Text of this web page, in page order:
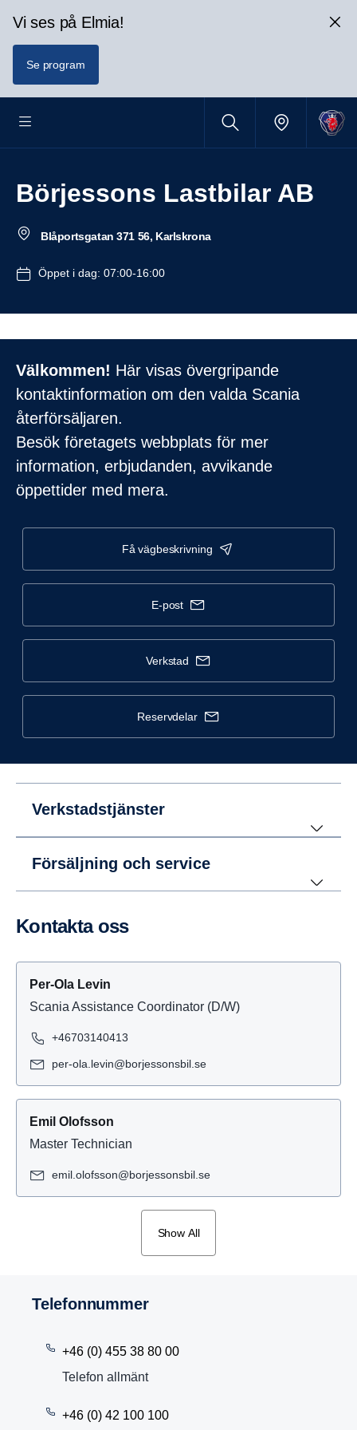
Vi ses på Elmia!
Se program
Börjessons Lastbilar AB
Blåportsgatan 371 56, Karlskrona
Öppet i dag: 07:00-16:00
Välkommen! Här visas övergripande
kontaktinformation om den valda Scania
återförsäljaren.
Besök företagets webbplats för mer
information, erbjudanden, avvikande
öppettider med mera.
få vägbeskrivning
e-post
verkstad
reservdelar
Verkstadstjänster
Försäljning och service
Kontakta oss
Per-Ola Levin
Scania Assistance Coordinator (D/W)
+46703140413
per-ola.levin@borjessonsbil.se
Emil Olofsson
Master Technician
emil.olofsson@borjessonsbil.se
Show All
Telefon­nummer
+46 (0) 455 38 80 00
Telefon allmänt
+46 (0) 42 100 100